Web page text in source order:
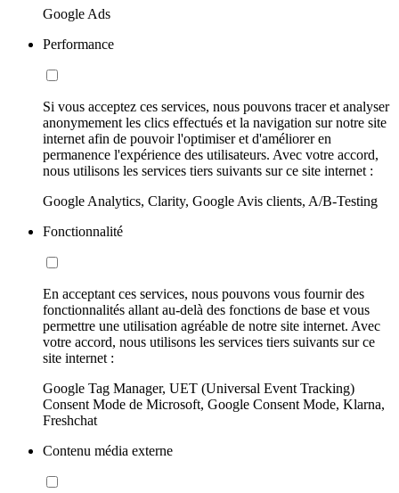
Google Ads
Performance
Si vous acceptez ces services, nous pouvons tracer et analyser
anonymement les clics effectués et la navigation sur notre site
internet afin de pouvoir l'optimiser et d'améliorer en
permanence l'expérience des utilisateurs. Avec votre accord,
nous utilisons les services tiers suivants sur ce site internet :
Google Analytics, Clarity, Google Avis clients, A/B-Testing
Fonctionnalité
En acceptant ces services, nous pouvons vous fournir des
fonctionnalités allant au-delà des fonctions de base et vous
permettre une utilisation agréable de notre site internet. Avec
votre accord, nous utilisons les services tiers suivants sur ce
site internet :
Google Tag Manager, UET (Universal Event Tracking)
Consent Mode de Microsoft, Google Consent Mode, Klarna,
Freshchat
Contenu média externe